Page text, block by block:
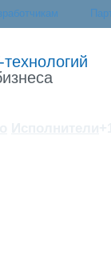
технологий